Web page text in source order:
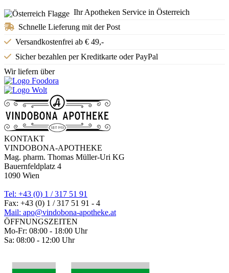
Ihr Apotheken Service in Österreich
Schnelle Lieferung mit der Post
Versandkostenfrei ab € 49,-
Sicher bezahlen per Kreditkarte oder PayPal
Wir liefern über
KONTAKT
VINDOBONA-APOTHEKE
Mag. pharm. Thomas Müller-Uri KG
Bauernfeldplatz 4
1090 Wien
Tel: +43 (0) 1 / 317 51 91
Fax: +43 (0) 1 / 317 51 91 - 4
Mail: apo@vindobona-apotheke.at
ÖFFNUNGSZEITEN
Mo-Fr: 08:00 - 18:00 Uhr
Sa: 08:00 - 12:00 Uhr